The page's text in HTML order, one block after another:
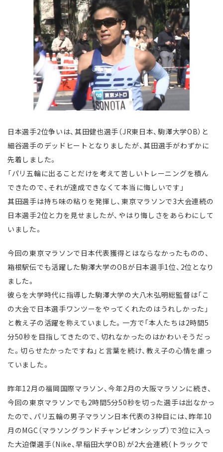
日本選手2位争いは、其田健也選手（JR東日本、駒澤大学OB）と
細谷選手のデッドヒートとなりましたが、其田選手がわずかに
先着しました。
「パリ五輪に出ることだけを考えて苦しいトレーニングを積ん
できたので、それが達成できなくて本当に悔しいです」
其田選手は持ち味の粘りを発揮し、東京マラソンで3大会連続の
日本選手2位と力を見せましたが、やはり悔しさをあらわにして
いました。
今回の東京マラソンで日本代表獲得とはならなかったものの、
箱根駅伝でも活躍した駒澤大学のOBが日本選手1位、2位となり
ました。
彼らを大学時代に指導した駒澤大学の大八木弘明総監督は「こ
の大会で日本選手ワンツーをやってくれたのはうれしかった」
と教え子の活躍を称えていました。一方で「本人たちは2時間5
分50秒を目指してきたので、切れなかったのはかわいそうだっ
た。切らせたかったですね」と言葉を続け、教え子の心情を慮っ
ていました。
昨年12月の福岡国際マラソン、今年2月の大阪マラソンに続き、
今回の東京マラソンでも2時間5分50秒を切った選手は出なかっ
たので、パリ五輪の男子マラソン日本代表の3枠目には、昨年10
月のMGC（マラソングランドチャンピオンシップ）で3位に入っ
た大迫傑選手（Nike、早稲田大学OB）が2大会連続（トラックで